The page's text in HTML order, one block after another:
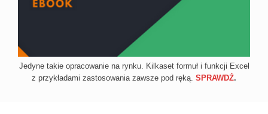
Jedyne takie opracowanie na rynku. Kilkaset formuł i funkcji Excel
z przykładami zastosowania zawsze pod ręką. SPRAWDŹ.